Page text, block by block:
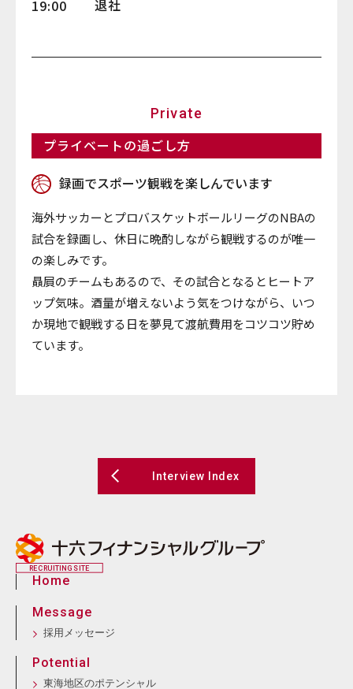
19:00 退社
Private
プライベートの過ごし方
録画でスポーツ観戦を楽しんでいます
海外サッカーとプロバスケットボールリーグのNBAの
試合を録画し、休日に晩酌しながら観戦するのが唯一
の楽しみです。
贔屓のチームもあるので、その試合となるとヒートア
ップ気味。酒量が増えないよう気をつけながら、いつ
か現地で観戦する日を夢見て渡航費用をコツコツ貯め
ています。
Interview Index
RECRUITING SITE
Home
Message
採用メッセージ
Potential
東海地区のポテンシャル